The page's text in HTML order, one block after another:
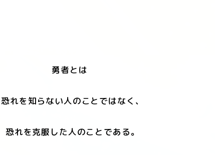
勇者とは
恐れを知らない人のことではなく、
恐れを克服した人のことである。